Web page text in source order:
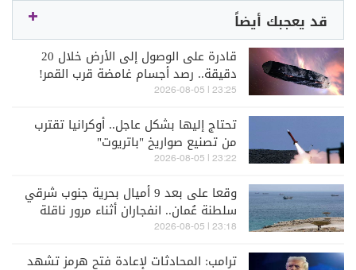
قد يعجبك أيضاً
قادرة على الوصول إلى الأرض خلال 20
دقيقة.. رصد أجسام غامضة قرب القمر!
23:25 | 2026-08-05
تحتاج إليها بشكل عاجل.. أوكرانيا تقترب
من تصنيع صواريخ "باتريوت"
23:22 | 2026-08-05
وقعا على بعد 9 أميال بحرية جنوب شرقي
سلطنة عُمان.. انفجاران أثناء مرور ناقلة
نفط في هرمز
23:18 | 2026-08-05
ترامب: المحادثات لإعادة فتح هرمز تشهد